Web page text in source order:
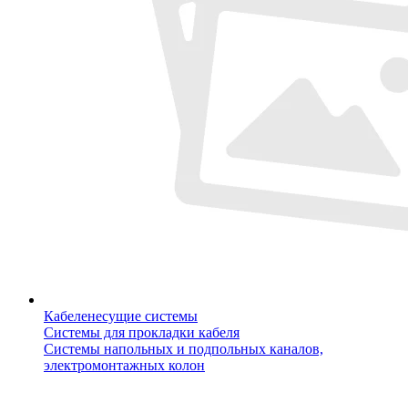
Кабеленесущие системы
Системы для прокладки кабеля
Системы напольных и подпольных каналов,
электромонтажных колон